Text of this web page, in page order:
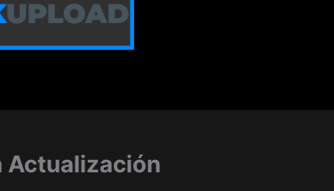
Actualización